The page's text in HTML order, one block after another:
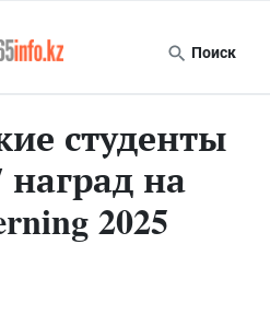
Поиск
студенты
наград на
2025